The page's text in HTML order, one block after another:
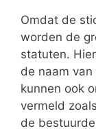
Omdat de
worden de
statuten.
de naam
kunnen ook
vermeld
de